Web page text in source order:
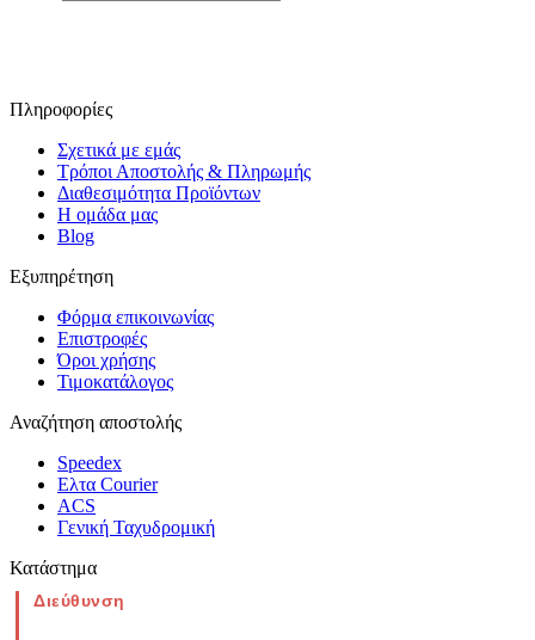
Πληροφορίες
Σχετικά με εμάς
Τρόποι Αποστολής & Πληρωμής
Διαθεσιμότητα Προϊόντων
Η ομάδα μας
Blog
Εξυπηρέτηση
Φόρμα επικοινωνίας
Επιστροφές
Όροι χρήσης
Τιμοκατάλογος
Αναζήτηση αποστολής
Speedex
Ελτα Courier
ACS
Γενική Ταχυδρομική
Κατάστημα
Διεύθυνση